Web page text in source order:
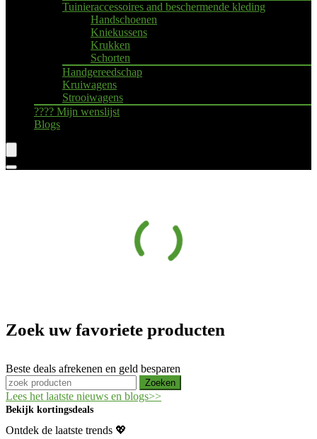
Tuinieraccessoires and beschermende kleding
Handschoenen
Kniekussens
Krukken
Schorten
Handgereedschap
Kruiwagens
Strooiwagens
???? Mijn wenslijst
Blogs
Zoek uw favoriete producten
Beste deals afrekenen en geld besparen
Zoeken
Lees het laatste nieuws en blogs>>
Bekijk kortingsdeals
Ontdek de laatste trends 💖